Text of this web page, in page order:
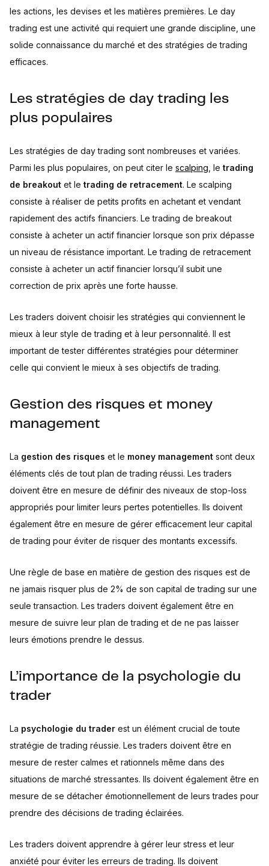
les actions, les devises et les matières premières. Le day
trading est une activité qui requiert une grande discipline, une
solide connaissance du marché et des stratégies de trading
efficaces.
Les stratégies de day trading les
plus populaires
Les stratégies de day trading sont nombreuses et variées.
Parmi les plus populaires, on peut citer le scalping , le trading
de breakout et le trading de retracement. Le scalping
consiste à réaliser de petits profits en achetant et vendant
rapidement des actifs financiers. Le trading de breakout
consiste à acheter un actif financier lorsque son prix dépasse
un niveau de résistance important. Le trading de retracement
consiste à acheter un actif financier lorsqu’il subit une
correction de prix après une forte hausse.
Les traders doivent choisir les stratégies qui conviennent le
mieux à leur style de trading et à leur personnalité. Il est
important de tester différentes stratégies pour déterminer
celle qui convient le mieux à ses objectifs de trading.
Gestion des risques et money
management
La gestion des risques et le money management sont deux
éléments clés de tout plan de trading réussi. Les traders
doivent être en mesure de définir des niveaux de stop-loss
appropriés pour limiter leurs pertes potentielles. Ils doivent
également être en mesure de gérer efficacement leur capital
de trading pour éviter de risquer des montants excessifs.
Une règle de base en matière de gestion des risques est de
ne jamais risquer plus de 2% de son capital de trading sur une
seule transaction. Les traders doivent également être en
mesure de suivre leur plan de trading et de ne pas laisser
leurs émotions prendre le dessus.
L’importance de la psychologie du
trader
La psychologie du trader est un élément crucial de toute
stratégie de trading réussie. Les traders doivent être en
mesure de rester calmes et rationnels même dans des
situations de marché stressantes. Ils doivent également être en
mesure de se détacher émotionnellement de leurs trades pour
prendre des décisions de trading éclairées.
Les traders doivent apprendre à gérer leur stress et leur
anxiété pour éviter les erreurs de trading. Ils doivent